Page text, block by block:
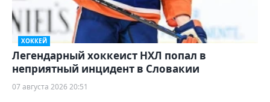
ХОККЕЙ
Легендарный хоккеист НХЛ попал в
неприятный инцидент в Словакии
07 августа 2026 20:51